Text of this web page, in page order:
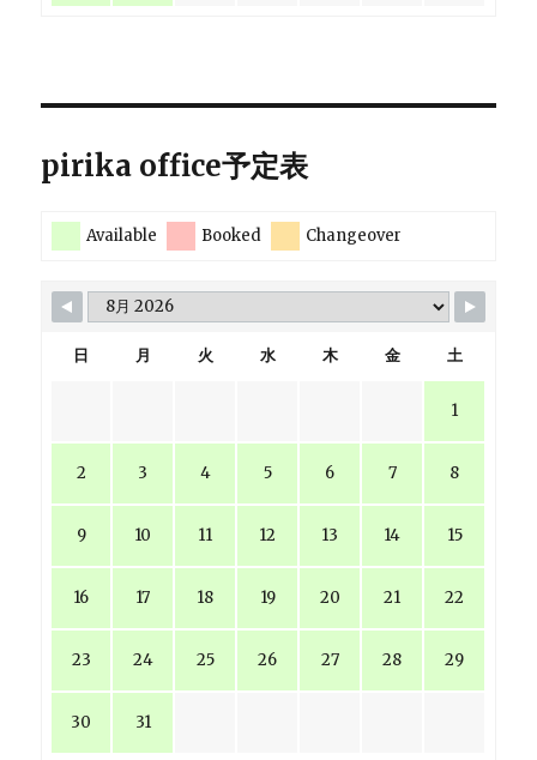
pirika office予定表
Available Booked Changeover
日 月 火 水 木 金 土
1
2 3 4 5 6 7 8
9 10 11 12 13 14 15
16 17 18 19 20 21 22
23 24 25 26 27 28 29
30 31